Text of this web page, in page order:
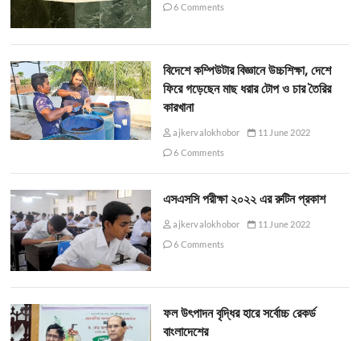
6 Comments
বিদেশে কম্পিউটার বিজ্ঞানে উচ্চশিক্ষা, দেশে
ফিরে গড়েছেন মাছ ধরার টোপ ও চার তৈরির
কারখানা
ajkervalokhobor
11 June 2022
6 Comments
এসএসসি পরীক্ষা ২০২২ এর রুটিন প্রকাশ
ajkervalokhobor
11 June 2022
6 Comments
ফল উৎপাদন বৃদ্ধির হারে সর্বোচ্চ রেকর্ড
বাংলাদেশের